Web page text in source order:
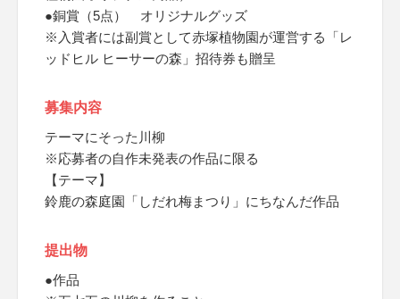
●銅賞（5点） オリジナルグッズ
※入賞者には副賞として赤塚植物園が運営する「レ
ッドヒル ヒーサーの森」招待券も贈呈
募集内容
テーマにそった川柳
※応募者の自作未発表の作品に限る
【テーマ】
鈴鹿の森庭園「しだれ梅まつり」にちなんだ作品
提出物
●作品